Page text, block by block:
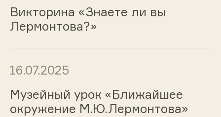
Викторина «Знаете ли вы
Лермонтова?»
16.07.2025
Музейный урок «Ближайшее
окружение М.Ю.Лермонтова»